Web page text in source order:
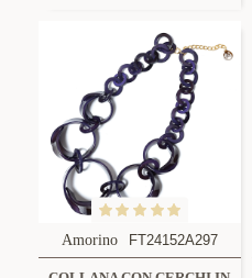
Amorino FT24152A297